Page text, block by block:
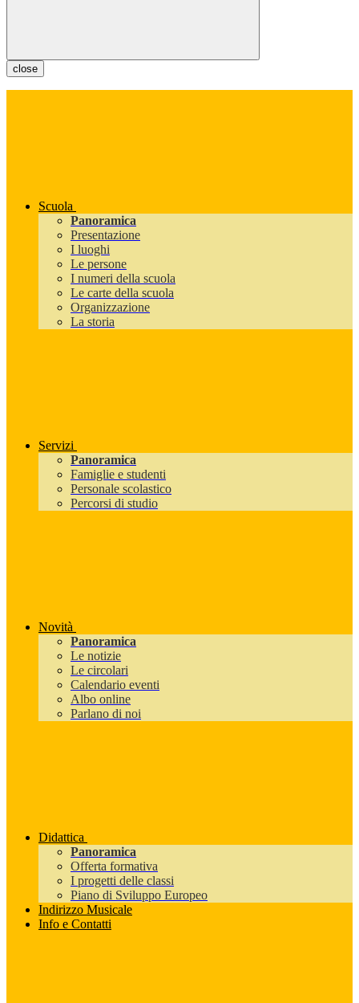
close
Scuola
Panoramica
Presentazione
I luoghi
Le persone
I numeri della scuola
Le carte della scuola
Organizzazione
La storia
Servizi
Panoramica
Famiglie e studenti
Personale scolastico
Percorsi di studio
Novità
Panoramica
Le notizie
Le circolari
Calendario eventi
Albo online
Parlano di noi
Didattica
Panoramica
Offerta formativa
I progetti delle classi
Piano di Sviluppo Europeo
Indirizzo Musicale
Info e Contatti